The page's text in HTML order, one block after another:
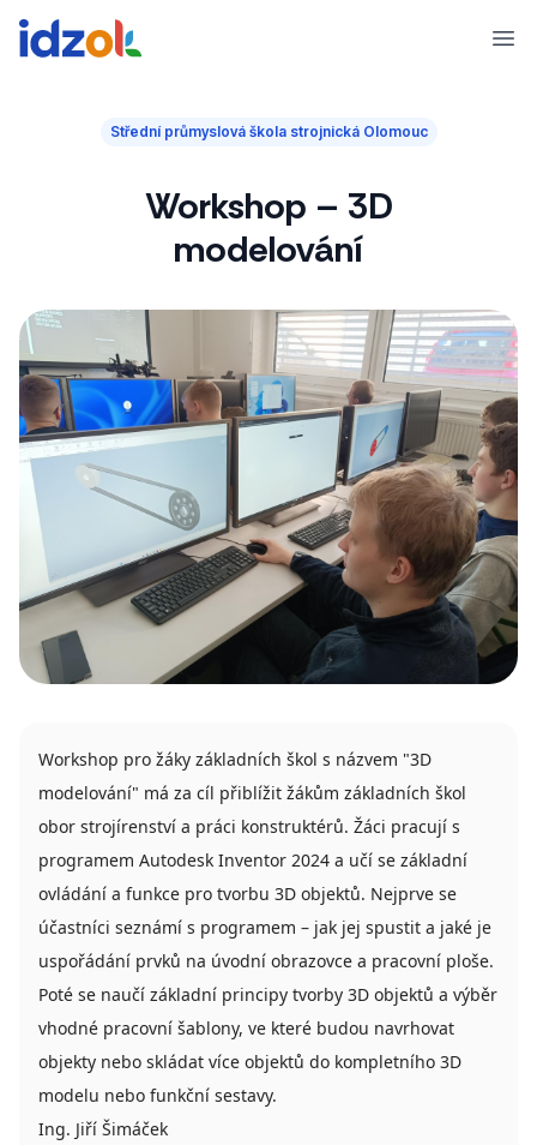
Střední průmyslová škola strojnická Olomouc
Workshop – 3D
modelování
Workshop pro žáky základních škol s názvem "3D
modelování" má za cíl přiblížit žákům základních škol
obor strojírenství a práci konstruktérů. Žáci pracují s
programem Autodesk Inventor 2024 a učí se základní
ovládání a funkce pro tvorbu 3D objektů. Nejprve se
účastníci seznámí s programem – jak jej spustit a jaké je
uspořádání prvků na úvodní obrazovce a pracovní ploše.
Poté se naučí základní principy tvorby 3D objektů a výběr
vhodné pracovní šablony, ve které budou navrhovat
objekty nebo skládat více objektů do kompletního 3D
modelu nebo funkční sestavy.
Ing. Jiří Šimáček